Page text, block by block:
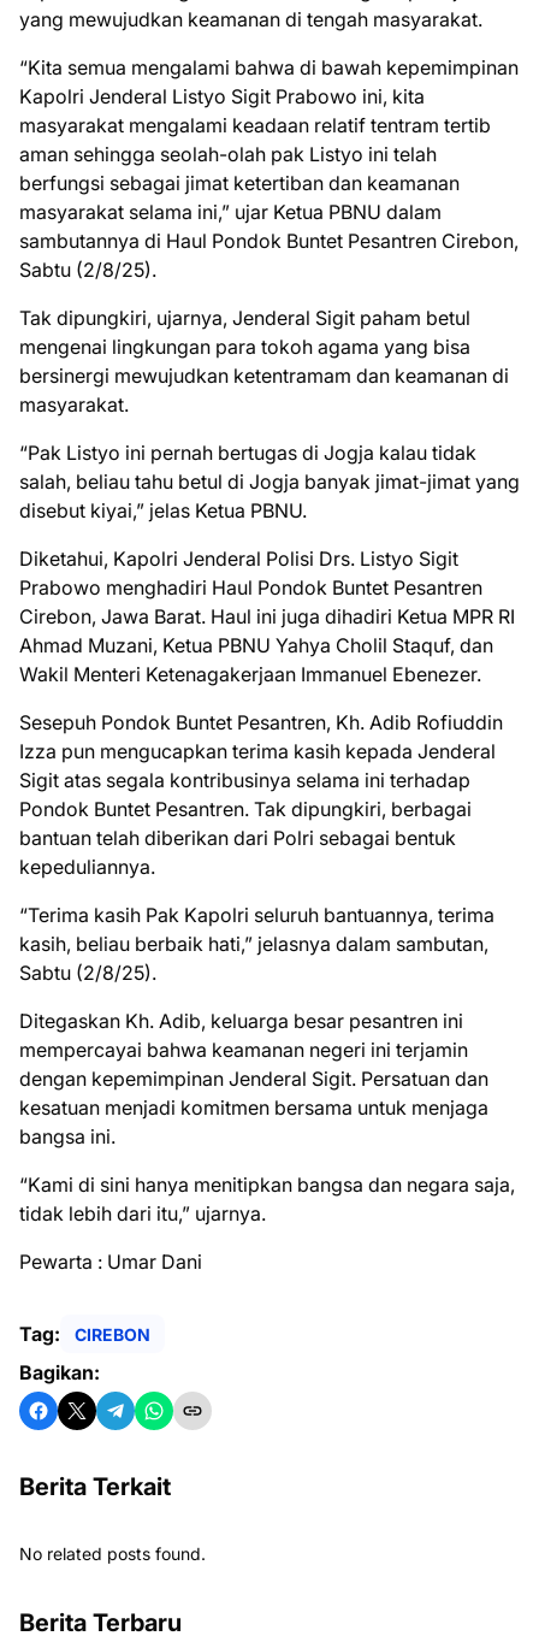
yang mewujudkan keamanan di tengah masyarakat.
“Kita semua mengalami bahwa di bawah kepemimpinan
Kapolri Jenderal Listyo Sigit Prabowo ini, kita
masyarakat mengalami keadaan relatif tentram tertib
aman sehingga seolah-olah pak Listyo ini telah
berfungsi sebagai jimat ketertiban dan keamanan
masyarakat selama ini,” ujar Ketua PBNU dalam
sambutannya di Haul Pondok Buntet Pesantren Cirebon,
Sabtu (2/8/25).
Tak dipungkiri, ujarnya, Jenderal Sigit paham betul
mengenai lingkungan para tokoh agama yang bisa
bersinergi mewujudkan ketentramam dan keamanan di
masyarakat.
“Pak Listyo ini pernah bertugas di Jogja kalau tidak
salah, beliau tahu betul di Jogja banyak jimat-jimat yang
disebut kiyai,” jelas Ketua PBNU.
Diketahui, Kapolri Jenderal Polisi Drs. Listyo Sigit
Prabowo menghadiri Haul Pondok Buntet Pesantren
Cirebon, Jawa Barat. Haul ini juga dihadiri Ketua MPR RI
Ahmad Muzani, Ketua PBNU Yahya Cholil Staquf, dan
Wakil Menteri Ketenagakerjaan Immanuel Ebenezer.
Sesepuh Pondok Buntet Pesantren, Kh. Adib Rofiuddin
Izza pun mengucapkan terima kasih kepada Jenderal
Sigit atas segala kontribusinya selama ini terhadap
Pondok Buntet Pesantren. Tak dipungkiri, berbagai
bantuan telah diberikan dari Polri sebagai bentuk
kepeduliannya.
“Terima kasih Pak Kapolri seluruh bantuannya, terima
kasih, beliau berbaik hati,” jelasnya dalam sambutan,
Sabtu (2/8/25).
Ditegaskan Kh. Adib, keluarga besar pesantren ini
mempercayai bahwa keamanan negeri ini terjamin
dengan kepemimpinan Jenderal Sigit. Persatuan dan
kesatuan menjadi komitmen bersama untuk menjaga
bangsa ini.
“Kami di sini hanya menitipkan bangsa dan negara saja,
tidak lebih dari itu,” ujarnya.
Pewarta : Umar Dani
Tag: CIREBON
Bagikan:
Berita Terkait
No related posts found.
Berita Terbaru